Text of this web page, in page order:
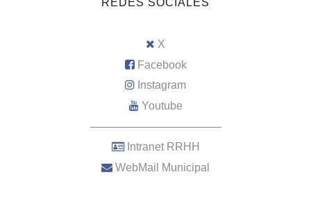
X
Facebook
Instagram
Youtube
–––––––––––––––––––––
Intranet RRHH
WebMail Municipal